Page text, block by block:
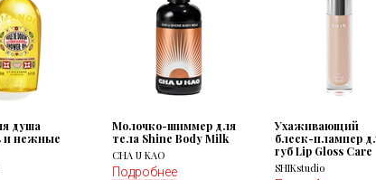
душа
и нежные
Молочко-шиммер для
тела Shine Body Milk
CHA U KAO
Подробнее
Ухаживающий
блеск-плампер
губ Lip Gloss Care
SHIKstudio